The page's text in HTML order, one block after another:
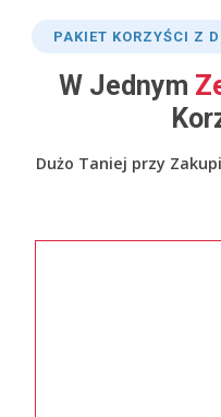
PAKIET KORZYŚCI Z
W Jednym
Dużo Taniej przy